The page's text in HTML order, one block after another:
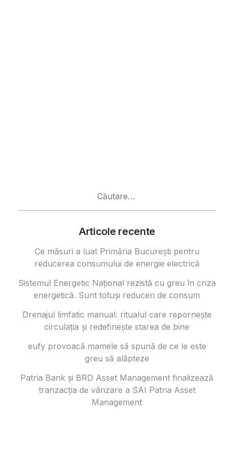
Articole recente
Ce măsuri a luat Primăria București pentru
reducerea consumului de energie electrică
Sistemul Energetic Național rezistă cu greu în criza
energetică. Sunt totuși reduceri de consum
Drenajul limfatic manual: ritualul care repornește
circulația și redefinește starea de bine
eufy provoacă mamele să spună de ce le este
greu să alăpteze
Patria Bank și BRD Asset Management finalizează
tranzacția de vânzare a SAI Patria Asset
Management